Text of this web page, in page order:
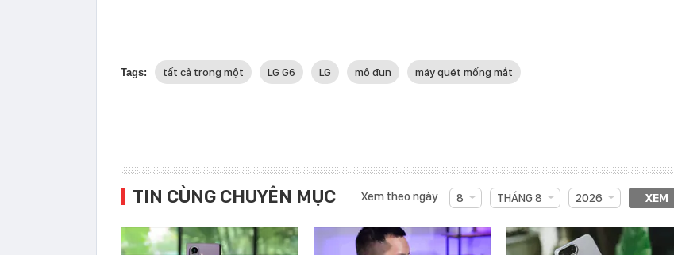
Tags: tất cả trong một LG G6 LG mô đun máy quét mống mắt
TIN CÙNG CHUYÊN MỤC Xem theo ngày 8 THÁNG 8 2026 XEM